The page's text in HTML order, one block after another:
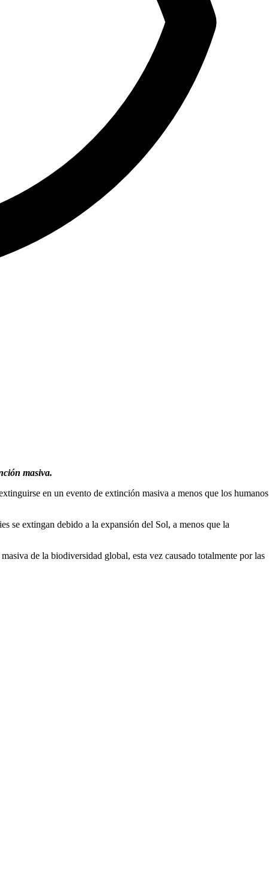
masiva.
en un evento de extinción masiva a menos que los humanos
se extingan debido a la expansión del Sol, a menos que la
de la biodiversidad global, esta vez causado totalmente por las